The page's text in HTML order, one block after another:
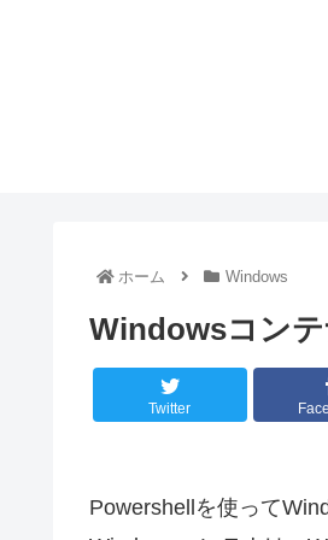
ホーム Windows
Windowsコン
Twitter
Powershellを使って